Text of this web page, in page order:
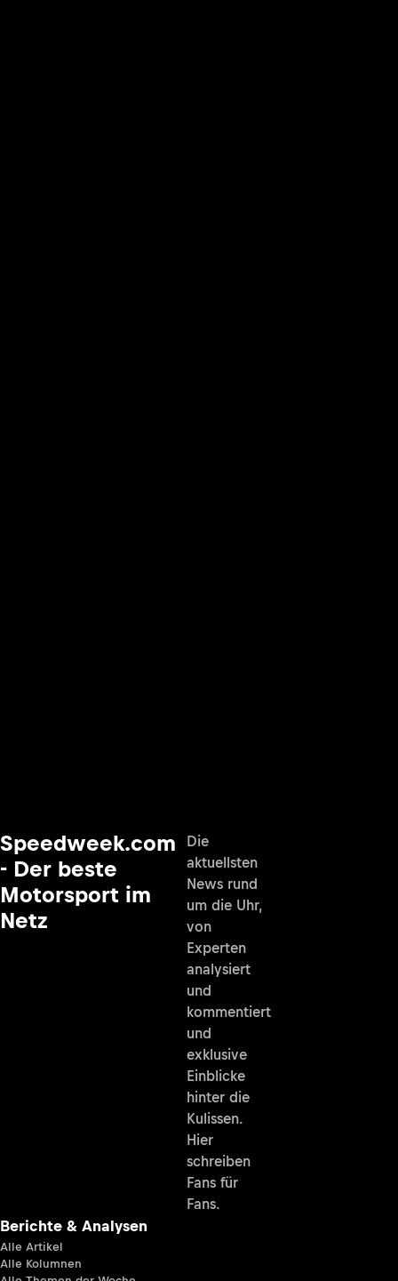
Speedweek.com
- Der beste
Motorsport im
Netz
Die
aktuellsten
News rund
um die Uhr,
von
Experten
analysiert
und
kommentiert
und
exklusive
Einblicke
hinter die
Kulissen.
Hier
schreiben
Fans für
Fans.
Berichte & Analysen
Alle Artikel
Alle Kolumnen